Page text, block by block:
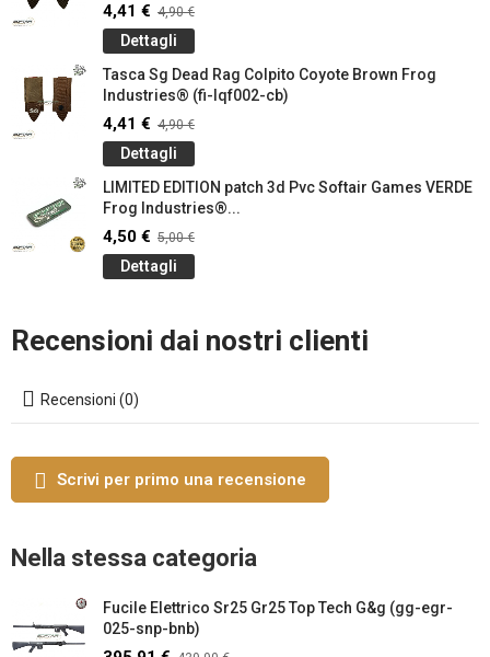
4,41 € 4,90 €
Dettagli
Tasca Sg Dead Rag Colpito Coyote Brown Frog
Industries® (fi-lqf002-cb)
4,41 € 4,90 €
Dettagli
LIMITED EDITION patch 3d Pvc Softair Games VERDE
Frog Industries®...
4,50 € 5,00 €
Dettagli
Recensioni dai nostri clienti
Recensioni (0)
Scrivi per primo una recensione
Nella stessa categoria
Fucile Elettrico Sr25 Gr25 Top Tech G&g (gg-egr-
025-snp-bnb)